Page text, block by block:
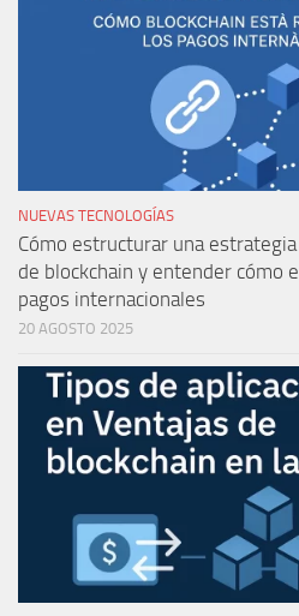
NUEVAS TECNOLOGÍAS
Cómo estructurar una
de blockchain y entender cómo
pagos internacionales
20 AGOSTO 2025